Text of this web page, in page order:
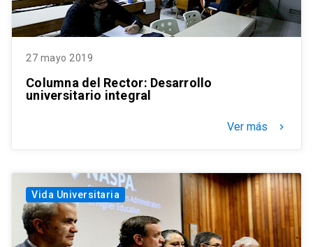
27 mayo 2019
Columna del Rector: Desarrollo
universitario integral
Ver más keyboard_arrow_right
Vida Universitaria